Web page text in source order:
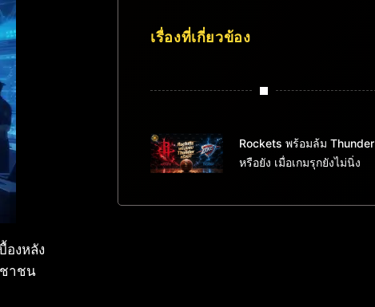
องหลัง
ชาชน
เรื่องที่เกี่ยวข้อง
Rockets พร้อมล้ม Thunder
หรือยัง เมื่อเกมรุกยังไม่นิ่ง